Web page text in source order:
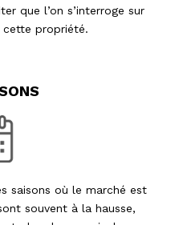
que l’on s’interroge sur
propriété.
saisons où le marché est
souvent à la hausse,